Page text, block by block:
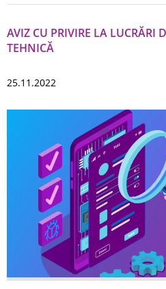
AVIZ CU PRIVIRE LA LUCRĂRI
TEHNICĂ
25.11.2022